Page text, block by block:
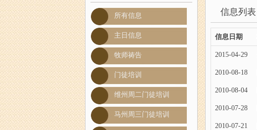
所有信息
主日信息
牧师祷告
门徒培训
维州周二门徒培训
马州周三门徒培训
信息列表
信息日期
2015-04-29
2010-08-18
2010-08-04
2010-07-28
2010-07-21